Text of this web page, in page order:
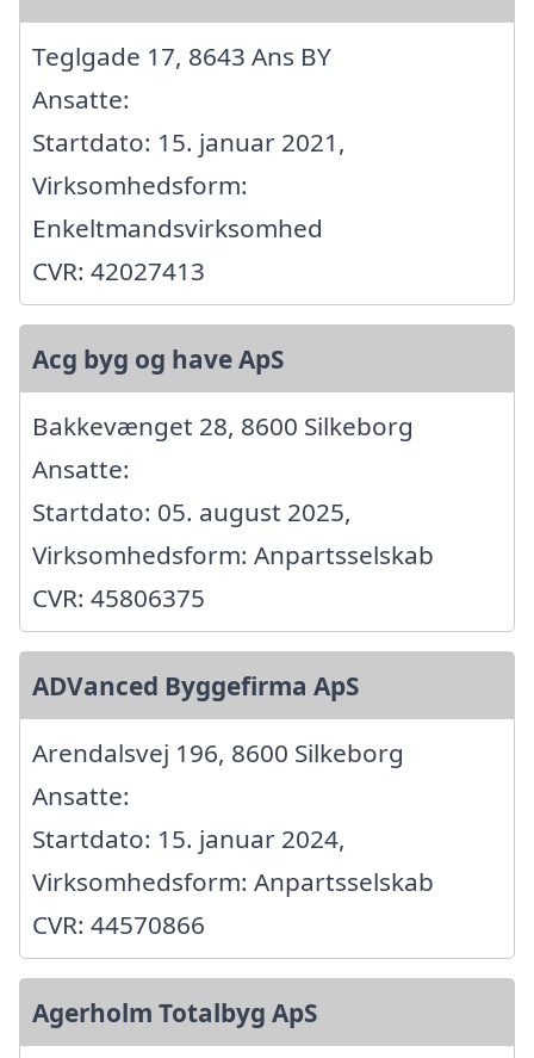
Teglgade 17, 8643 Ans BY
Ansatte:
Startdato: 15. januar 2021,
Virksomhedsform:
Enkeltmandsvirksomhed
CVR: 42027413
Acg byg og have ApS
Bakkevænget 28, 8600 Silkeborg
Ansatte:
Startdato: 05. august 2025,
Virksomhedsform: Anpartsselskab
CVR: 45806375
ADVanced Byggefirma ApS
Arendalsvej 196, 8600 Silkeborg
Ansatte:
Startdato: 15. januar 2024,
Virksomhedsform: Anpartsselskab
CVR: 44570866
Agerholm Totalbyg ApS